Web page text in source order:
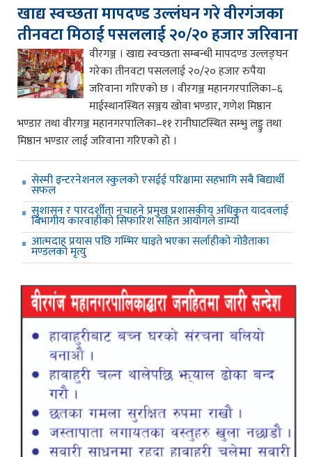
खाद्य स्वच्छता मापदण्ड उल्लंघन गरे वीरगंजका
तीनवटा मिठाई पसललाई २०/२० हजार जरिवाना
वीरगञ्ज । खाद्य स्वच्छता सम्बन्धी मापदण्ड उल्लङ्घन
गरेका तीनवटा पसललाई २०/२० हजार रुपैया
जरिवाना गरिएको छ । वीरगञ्ज महानगरपालिका–६
माईस्थानस्थित सञ्जय खोवा भण्डार, गणेश मिष्ठान
भण्डार तथा वीरगञ्ज महानगरपालिका–११ रानीघाटस्थित सम्भु लड्डु तथा
मिष्ठान भण्डार लाई जरिवाना गरिएको हो ।
सेस्मी इन्टरनेशनल स्कुलको एसईई परिक्षामा सहभागि सबै बिद्यार्थी
सफल
सुशासन र पारदर्शीता नचाहने प्रमुख प्रशासकीय अधिकृत यादवलाई
बिभागीय कारवाहीको सिफारिश सहित आयोगले डाम्यो
आत्मदाह प्रयास पछि गम्भिर घाइते भएका सर्लाहीको गोडैताका
मण्डलको मृत्यु